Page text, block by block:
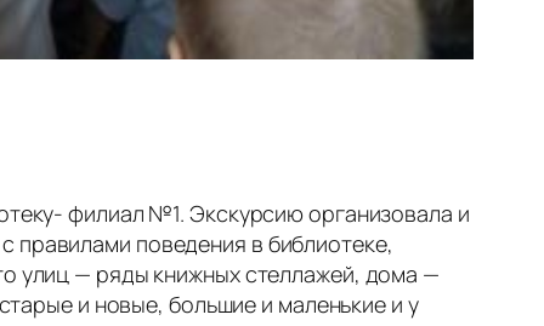
филиал №1. Экскурсию организовала и
правилами поведения в библиотеке,
улиц — ряды книжных стеллажей, дома —
и новые, большие и маленькие и у